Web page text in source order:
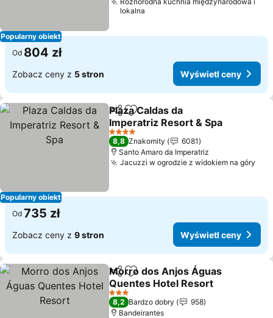
Popularny obiekt
lokalna
Od 804 zł
Zobacz ceny z 5 stron Wyświetl ceny
Popularny obiekt
Udostępnij
Dodaj do ulubionych
Plaza Caldas da
Imperatriz Resort & Spa
Wyświetl ceny
4 Kategoria
8,8 Znakomity
6081
Santo Amaro da Imperatriz
Jacuzzi w ogrodzie z widokiem na góry
Od 735 zł
Zobacz ceny z 9 stron Wyświetl ceny
Udostępnij
Dodaj do ulubionych
Morro dos Anjos Águas
Quentes Hotel Resort
Wyświetl ceny
3 Kategoria
8,2 Bardzo dobry
958
Bandeirantes